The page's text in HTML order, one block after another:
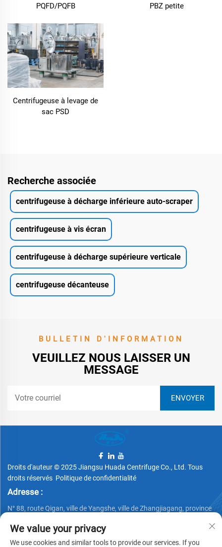
PQFD/PQFB
PBZ petite
Centrifugeuse à levage de
sac PSD
Recherche associée
centrifugeuse à décharge inférieure auto-scraper
centrifugeuse à vis écran
centrifugeuse à décharge supérieure verticale
centrifugeuse décanteuse
BULLETIN D'INFORMATION
VEUILLEZ NOUS LAISSER UN
MESSAGE
Droits d'auteur © 2025 Jiangsu Huada Centrifuge Co., Ltd. Tous
droits réservés Politique de confidentialité
Adresse :
N° 88, route Qigan, ville de Yangshe, ville de Zhangjiagang, province
Téléphone :
We value your privacy
We use cookies and similar tools to provide our services. If you